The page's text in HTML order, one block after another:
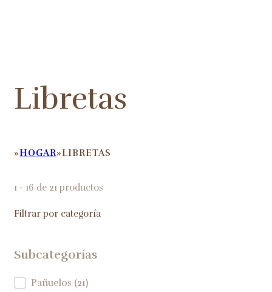
Libretas
HOME
HOGAR LIBRETAS
1 - 16 de 21 productos
Filtrar por categoría
Subcategorías
Subcategorías
Pañuelos (21)